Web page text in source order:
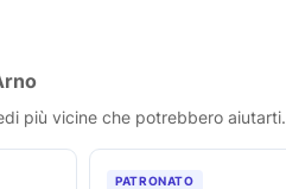
più vicine che potrebbero aiutarti.
PATRONATO